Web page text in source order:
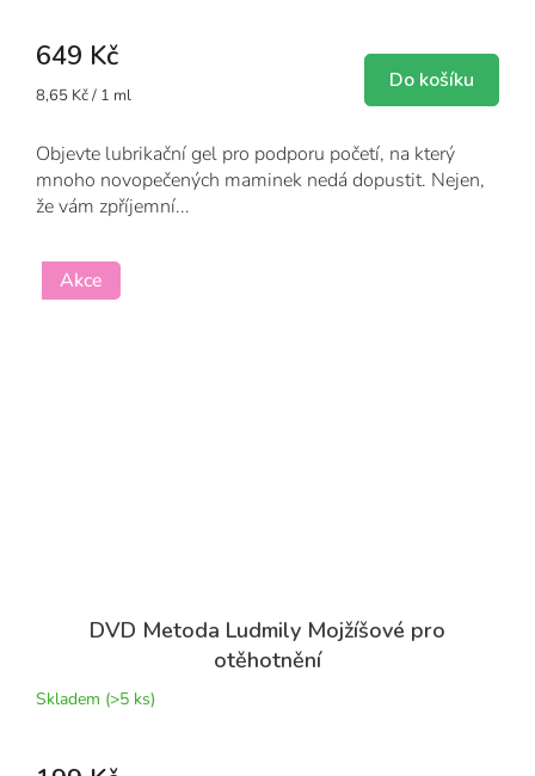
649 Kč
Měrná
8,65 Kč / 1 ml
Do košíku
Objevte lubrikační gel pro podporu početí, na který
mnoho novopečených maminek nedá dopustit. Nejen,
že vám zpříjemní...
Akce
DVD Metoda Ludmily Mojžíšové pro
otěhotnění
Skladem (>5 ks)